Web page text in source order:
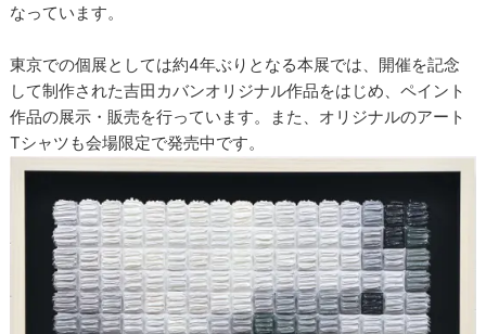
なっています。
東京での個展としては約4年ぶりとなる本展では、開催を記念
して制作された吉田カバンオリジナル作品をはじめ、ペイント
作品の展示・販売を行っています。また、オリジナルのアート
Tシャツも会場限定で発売中です。